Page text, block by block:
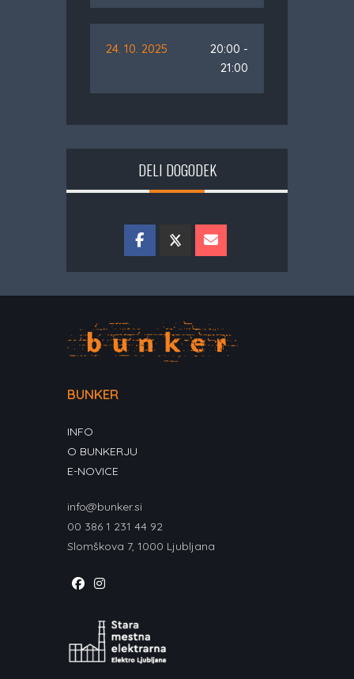
24. 10. 2025
20:00 -
21:00
DELI DOGODEK
BUNKER
INFO
O BUNKERJU
E-NOVICE
info@bunker.si
00 386 1 231 44 92
Slomškova 7, 1000 Ljubljana
a
new
in
a
new